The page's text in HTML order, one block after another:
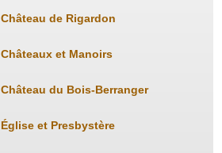
Château de Rigardon
Châteaux et Manoirs
Château du Bois-Berranger
Église et Presbystère